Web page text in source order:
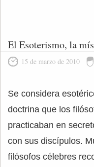
El Esoterismo, la
15 de marzo de 2010
Se considera
doctrina que los
practicaban en
con sus discípulos.
filósofos célebres